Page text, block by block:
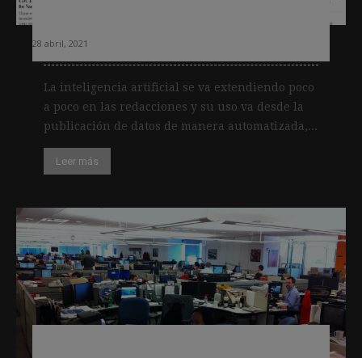
28 abril, 2021
La inteligencia artificial se va extendiendo poco
a poco en las redacciones y su uso va desde la
publicación de datos de manera automatizada,...
Leer más